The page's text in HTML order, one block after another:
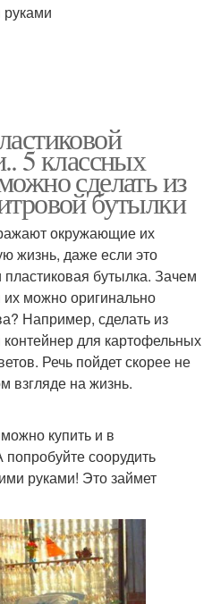
5 классных
сделать из
бутылки
окружающие их
жизнь, даже если это
бутылка. Зачем
можно оригинально
Например, сделать из
для картофельных
Речь пойдет скорее не
взгляде на жизнь.
купить и в
соорудить
руками! Это займет